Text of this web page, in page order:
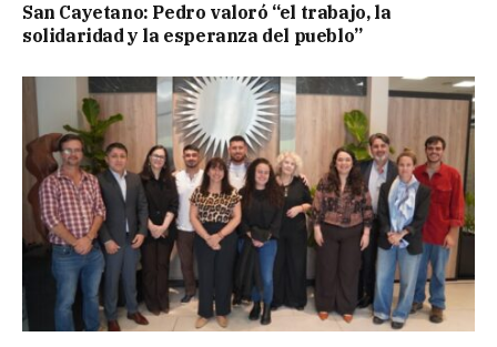
San Cayetano: Pedro valoró “el trabajo, la
solidaridad y la esperanza del pueblo”